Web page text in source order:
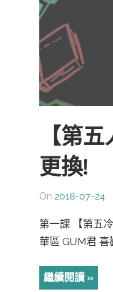
【第
更換!
On 2018-07-24
第一課 【第五
華區 GUM君 喜
繼續閱讀